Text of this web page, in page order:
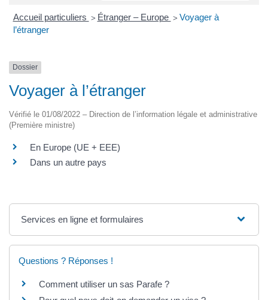
Accueil particuliers > Étranger – Europe > Voyager à
l’étranger
Dossier
Voyager à l’étranger
Vérifié le 01/08/2022 – Direction de l’information légale et administrative
(Première ministre)
En Europe (UE + EEE)
Dans un autre pays
Services en ligne et formulaires
Questions ? Réponses !
Comment utiliser un sas Parafe ?